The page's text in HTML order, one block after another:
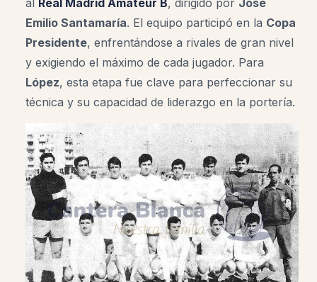
Emilio Santamaría. El equipo participó en la Copa
Presidente, enfrentándose a rivales de gran nivel
y exigiendo el máximo de cada jugador. Para
López, esta etapa fue clave para perfeccionar su
técnica y su capacidad de liderazgo en la portería.